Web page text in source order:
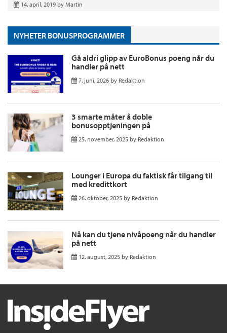
14. april, 2019 by Martin
NYHETER BONUSPROGRAMMER
Gå aldri glipp av EuroBonus poeng når du
handler på nett
7. juni, 2026 by Redaktion
3 smarte måter å doble
bonusopptjeningen på
25. november, 2025 by Redaktion
Lounger i Europa du faktisk får tilgang til
med kredittkort
26. oktober, 2025 by Redaktion
Nå kan du tjene nivåpoeng når du handler
på nett
12. august, 2025 by Redaktion